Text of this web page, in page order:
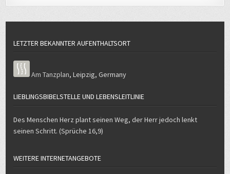
LETZTER BEKANNTER AUFENTHALTSORT
Am Tanzplan,Leipzig,Germany
LIEBLINGSBIBELSTELLE UND LEBENSLEITLINIE
Des Menschen Herz plant seinen Weg, der Herr jedoch lenkt
seinen Schritt. (Sprüche 16,9)
WEITERE INTERNETANGEBOTE